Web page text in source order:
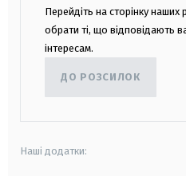
Перейдіть на сторінку
обрати ті, що відповідають
інтересам.
ДО РОЗСИЛОК
Наші додатки: